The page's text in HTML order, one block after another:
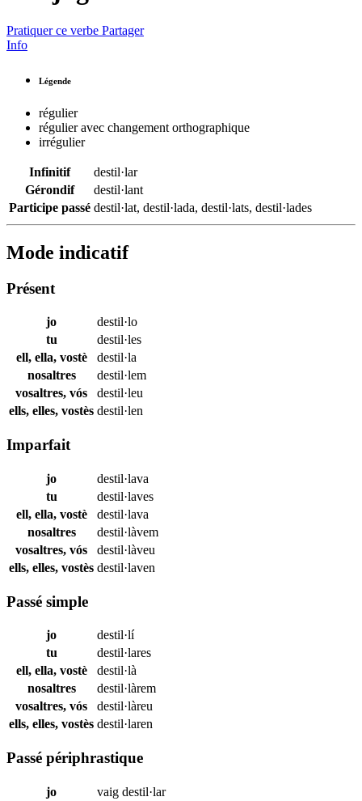
Pratiquer ce verbe Partager
Info
Légende
régulier
régulier avec changement orthographique
irrégulier
Infinitif
destil·lar
Gérondif
destil·lant
Participe passé destil·lat, destil·lada, destil·lats, destil·lades
Mode indicatif
Présent
jo
destil·lo
tu
destil·les
ell, ella, vostè
destil·la
nosaltres
destil·lem
vosaltres, vós
destil·leu
ells, elles, vostès destil·len
Imparfait
jo
destil·lava
tu
destil·laves
ell, ella, vostè
destil·lava
nosaltres
destil·làvem
vosaltres, vós
destil·làveu
ells, elles, vostès destil·laven
Passé simple
jo
destil·lí
tu
destil·lares
ell, ella, vostè
destil·là
nosaltres
destil·làrem
vosaltres, vós
destil·làreu
ells, elles, vostès destil·laren
Passé périphrastique
jo vaig destil·lar